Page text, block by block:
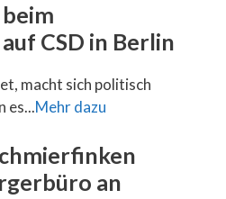
CSD in Berlin
macht sich politisch
es...Mehr dazu
an